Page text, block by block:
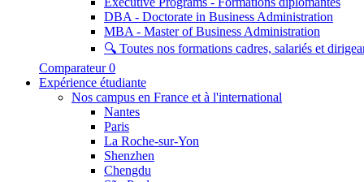
DBA - Doctorate in Business Administration
MBA - Master of Business Administration
🔍 Toutes nos formations cadres, salariés et
Comparateur 0
Expérience étudiante
Nos campus en France et à l'international
Nantes
Paris
La Roche-sur-Yon
Shenzhen
Chengdu